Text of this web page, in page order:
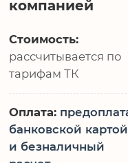
компанией
Стоимость:
рассчитывается по
тарифам ТК
Оплата: предоплата,
банковской картой
и безналичный